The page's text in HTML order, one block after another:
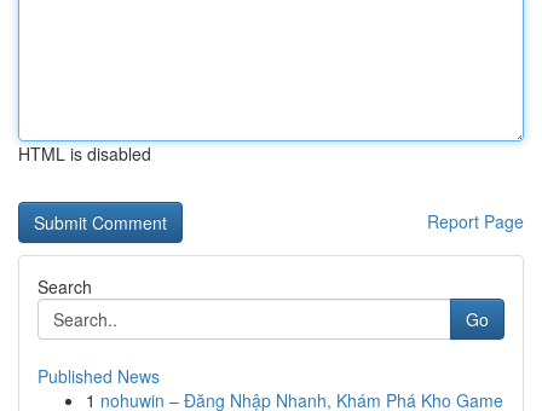
HTML is disabled
Report Page
Search
Go
Published News
1 nohuwin – Đăng Nhập Nhanh, Khám Phá Kho Game